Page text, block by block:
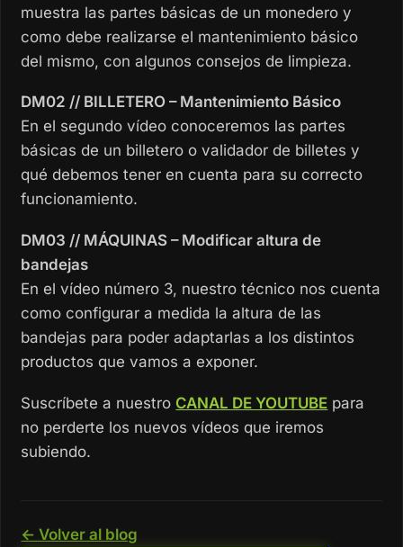
muestra las partes básicas de un monedero y
como debe realizarse el mantenimiento básico
del mismo, con algunos consejos de limpieza.
DM02 // BILLETERO – Mantenimiento Básico
En el segundo vídeo conoceremos las partes
básicas de un billetero o validador de billetes y
qué debemos tener en cuenta para su correcto
funcionamiento.
DM03 // MÁQUINAS – Modificar altura de
bandejas
En el vídeo número 3, nuestro técnico nos cuenta
como configurar a medida la altura de las
bandejas para poder adaptarlas a los distintos
productos que vamos a exponer.
Suscríbete a nuestro CANAL DE YOUTUBE para
no perderte los nuevos vídeos que iremos
subiendo.
← Volver al blog